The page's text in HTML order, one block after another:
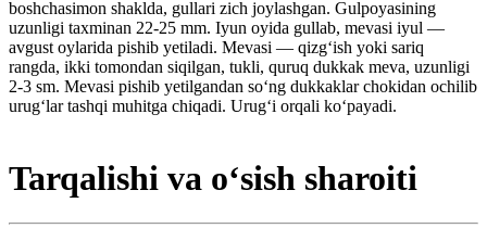
boshchasimon shaklda, gullari zich joylashgan. Gulpoyasining
uzunligi taxminan 22-25 mm. Iyun oyida gullab, mevasi iyul —
avgust oylarida pishib yetiladi. Mevasi — qizgʻish yoki sariq
rangda, ikki tomondan siqilgan, tukli, quruq dukkak meva, uzunligi
2-3 sm. Mevasi pishib yetilgandan soʻng dukkaklar chokidan ochilib
urugʻlar tashqi muhitga chiqadi. Urug‘i orqali koʻpayadi.
Tarqalishi va oʻsish sharoiti